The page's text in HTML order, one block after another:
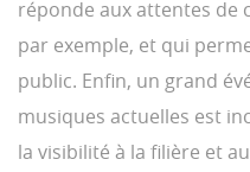
réponde aux attentes de
par exemple, et qui
public. Enfin, un grand
musiques actuelles est
la visibilité à la filière et